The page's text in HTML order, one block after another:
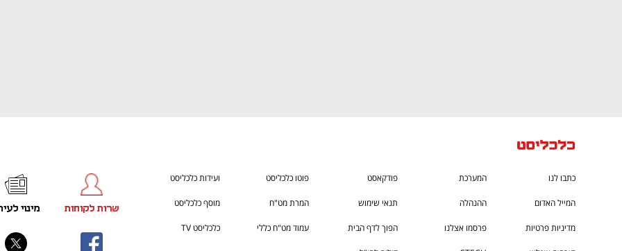
כתבו לנו המערכת פודקאסט פוטו כלכליסט ועידות כלכליסט
המייל האדום ההנהלה תנאי שימוש המרת מט"ח מוסף כלכליסט
מדיניות פרטיות פרסמו אצלנו הפוך לדף הבית עמוד מט"ח כללי כלכליסט TV
שרות לקוחות מינוי